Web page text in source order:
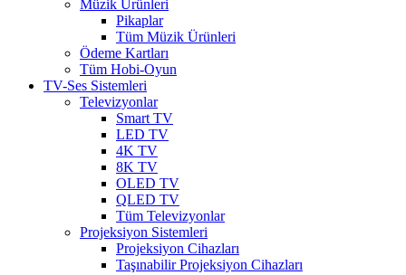
Müzik Ürünleri
Pikaplar
Tüm Müzik Ürünleri
Ödeme Kartları
Tüm Hobi-Oyun
TV-Ses Sistemleri
Televizyonlar
Smart TV
LED TV
4K TV
8K TV
OLED TV
QLED TV
Tüm Televizyonlar
Projeksiyon Sistemleri
Projeksiyon Cihazları
Taşınabilir Projeksiyon Cihazları